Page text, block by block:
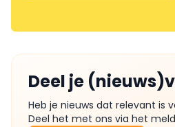
Deel je
Heb je nieuws dat relevant is
Deel het met ons via het